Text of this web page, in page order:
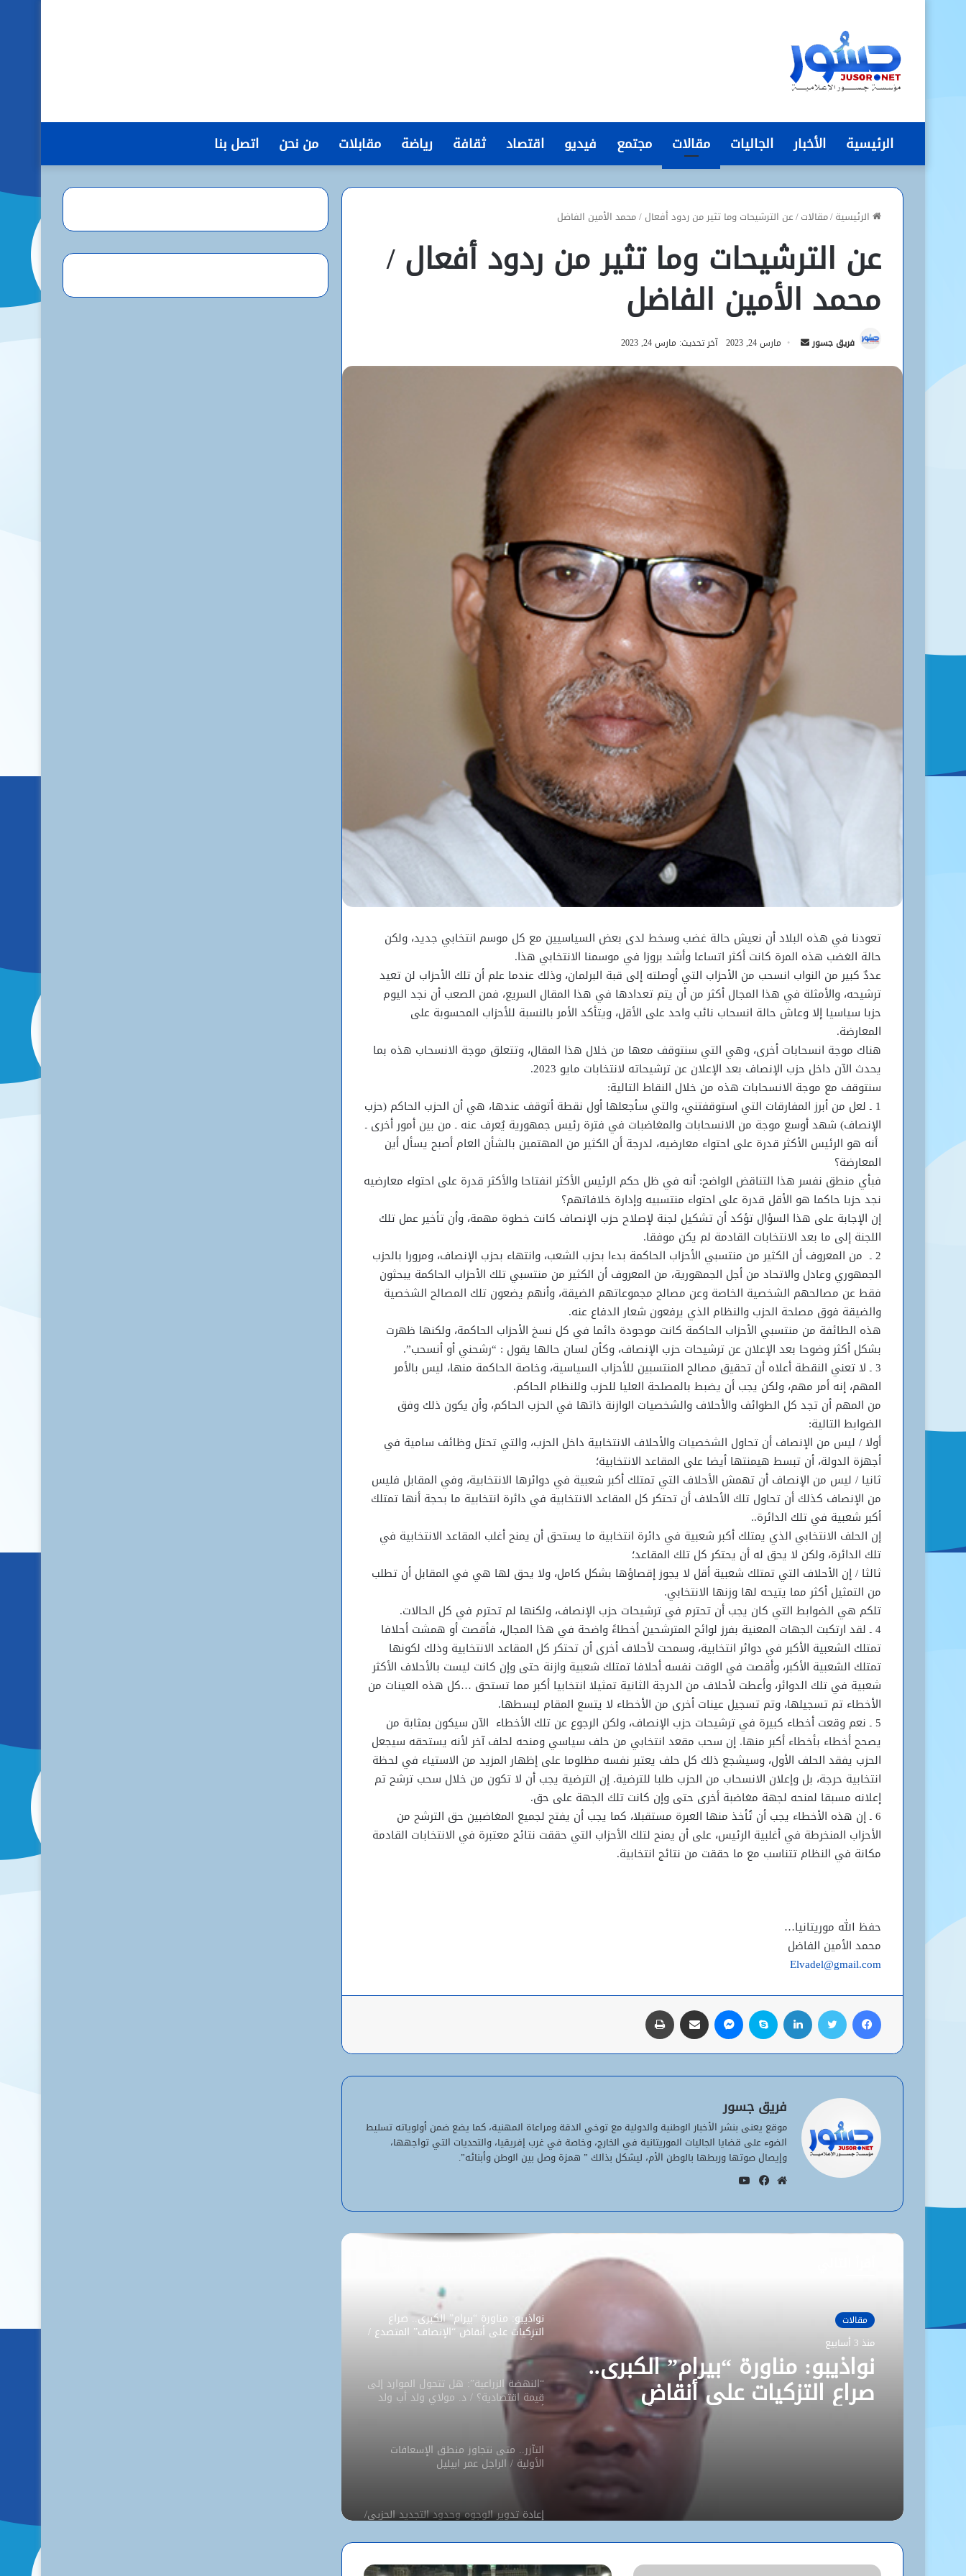
الرئيسية الأخبار الجاليات مقالات مجتمع فيديو اقتصاد ثقافة رياضة مقابلات من نحن اتصل بنا
الرئيسية/مقالات/عن الترشيحات وما تثير من ردود أفعال / محمد الأمين الفاضل
عن الترشيحات وما تثير من ردود أفعال /
محمد الأمين الفاضل
فريق جسور
أرسل مارس 24, 2023 آخر تحديث: مارس 24, 2023
تعودنا في هذه البلاد أن نعيش حالة غضب وسخط لدى بعض السياسيين مع كل موسم انتخابي جديد، ولكن
حالة الغضب هذه المرة كانت أكثر اتساعا وأشد بروزا في موسمنا الانتخابي هذا.
عددٌ كبير من النواب انسحب من الأحزاب التي أوصلته إلى قبة البرلمان، وذلك عندما علم أن تلك الأحزاب لن تعيد
ترشيحه، والأمثلة في هذا المجال أكثر من أن يتم تعدادها في هذا المقال السريع، فمن الصعب أن نجد اليوم
حزبا سياسيا إلا وعاش حالة انسحاب نائب واحد على الأقل، ويتأكد الأمر بالنسبة للأحزاب المحسوبة على
المعارضة.
هناك موجة انسحابات أخرى، وهي التي سنتوقف معها من خلال هذا المقال، وتتعلق موجة الانسحاب هذه بما
يحدث الآن داخل حزب الإنصاف بعد الإعلان عن ترشيحاته لانتخابات مايو 2023.
سنتوقف مع موجة الانسحابات هذه من خلال النقاط التالية:
1 ـ لعل من أبرز المفارقات التي استوقفتني، والتي سأجعلها أول نقطة أتوقف عندها، هي أن الحزب الحاكم (حزب
الإنصاف) شهد أوسع موجة من الانسحابات والمغاضبات في فترة رئيس جمهورية يُعرف عنه ـ من بين أمور أخرى ـ
أنه هو الرئيس الأكثر قدرة على احتواء معارضيه، لدرجة أن الكثير من المهتمين بالشأن العام أصبح يسأل أين
المعارضة؟
فبأي منطق نفسر هذا التناقض الواضح: أنه في ظل حكم الرئيس الأكثر انفتاحا والأكثر قدرة على احتواء معارضيه
نجد حزبا حاكما هو الأقل قدرة على احتواء منتسبيه وإدارة خلافاتهم؟
إن الإجابة على هذا السؤال تؤكد أن تشكيل لجنة لإصلاح حزب الإنصاف كانت خطوة مهمة، وأن تأخير عمل تلك
اللجنة إلى ما بعد الانتخابات القادمة لم يكن موفقا.
2 ـ من المعروف أن الكثير من منتسبي الأحزاب الحاكمة بدءا بحزب الشعب، وانتهاء بحزب الإنصاف، ومرورا بالحزب
الجمهوري وعادل والاتحاد من أجل الجمهورية، من المعروف أن الكثير من منتسبي تلك الأحزاب الحاكمة يبحثون
فقط عن مصالحهم الشخصية الخاصة وعن مصالح مجموعاتهم الضيقة، وأنهم يضعون تلك المصالح الشخصية
والضيقة فوق مصلحة الحزب والنظام الذي يرفعون شعار الدفاع عنه.
هذه الطائفة من منتسبي الأحزاب الحاكمة كانت موجودة دائما في كل نسخ الأحزاب الحاكمة، ولكنها ظهرت
بشكل أكثر وضوحا بعد الإعلان عن ترشيحات حزب الإنصاف، وكأن لسان حالها يقول : “رشحني أو أنسحب”.
3 ـ لا تعني النقطة أعلاه أن تحقيق مصالح المنتسبين للأحزاب السياسية، وخاصة الحاكمة منها، ليس بالأمر
المهم، إنه أمر مهم، ولكن يجب أن يضبط بالمصلحة العليا للحزب وللنظام الحاكم.
من المهم أن تجد كل الطوائف والأحلاف والشخصيات الوازنة ذاتها في الحزب الحاكم، وأن يكون ذلك وفق
الضوابط التالية:
أولا / ليس من الإنصاف أن تحاول الشخصيات والأحلاف الانتخابية داخل الحزب، والتي تحتل وظائف سامية في
أجهزة الدولة، أن تبسط هيمنتها أيضا على المقاعد الانتخابية؛
ثانيا / ليس من الإنصاف أن تهمش الأحلاف التي تمتلك أكبر شعبية في دوائرها الانتخابية، وفي المقابل فليس
من الإنصاف كذلك أن تحاول تلك الأحلاف أن تحتكر كل المقاعد الانتخابية في دائرة انتخابية ما بحجة أنها تمتلك
أكبر شعبية في تلك الدائرة..
إن الحلف الانتخابي الذي يمتلك أكبر شعبية في دائرة انتخابية ما يستحق أن يمنح أغلب المقاعد الانتخابية في
تلك الدائرة، ولكن لا يحق له أن يحتكر كل تلك المقاعد؛
ثالثا / إن الأحلاف التي تمتلك شعبية أقل لا يجوز إقصاؤها بشكل كامل، ولا يحق لها هي في المقابل أن تطلب
من التمثيل أكثر مما يتيحه لها وزنها الانتخابي.
تلكم هي الضوابط التي كان يجب أن تحترم في ترشيحات حزب الإنصاف، ولكنها لم تحترم في كل الحالات.
4 ـ لقد ارتكبت الجهات المعنية بفرز لوائح المترشحين أخطاءً واضحة في هذا المجال، فأقصت أو همشت أحلافا
تمتلك الشعبية الأكبر في دوائر انتخابية، وسمحت لأحلاف أخرى أن تحتكر كل المقاعد الانتخابية وذلك لكونها
تمتلك الشعبية الأكبر، وأقصت في الوقت نفسه أحلافا تمتلك شعبية وازنة حتى وإن كانت ليست بالأحلاف الأكثر
شعبية في تلك الدوائر، وأعطت لأحلاف من الدرجة الثانية تمثيلا انتخابيا أكبر مما تستحق …كل هذه العينات من
الأخطاء تم تسجيلها، وتم تسجيل عينات أخرى من الأخطاء لا يتسع المقام لبسطها.
5 ـ نعم وقعت أخطاء كبيرة في ترشيحات حزب الإنصاف، ولكن الرجوع عن تلك الأخطاء الآن سيكون بمثابة من
يصحح أخطاء بأخطاء أكبر منها. إن سحب مقعد انتخابي من حلف سياسي ومنحه لحلف آخر لأنه يستحقه سيجعل
الحزب يفقد الحلف الأول، وسيشجع ذلك كل حلف يعتبر نفسه مظلوما على إظهار المزيد من الاستياء في لحظة
انتخابية حرجة، بل وإعلان الانسحاب من الحزب طلبا للترضية. إن الترضية يجب أن لا تكون من خلال سحب ترشح تم
إعلانه مسبقا لمنحه لجهة مغاضبة أخرى حتى وإن كانت تلك الجهة على حق.
6 ـ إن هذه الأخطاء يجب أن تُأخذ منها العبرة مستقبلا، كما يجب أن يفتح لجميع المغاضبين حق الترشح من
الأحزاب المنخرطة في أغلبية الرئيس، على أن يمنح لتلك الأحزاب التي حققت نتائج معتبرة في الانتخابات القادمة
مكانة في النظام تتناسب مع ما حققت من نتائج انتخابية.
حفظ الله موريتانيا…
محمد الأمين الفاضل
Elvadel@gmail.com
فيسبوك تويتر لينكدإن سكايب ماسنجر مشاركة عبر البريد
فريق جسور
موقع يعنى بنشر الأخبار الوطنية والدولية مع توخي الدقة ومراعاة المهنية، كما يضع ضمن أولوياته تسليط
الضوء على قضايا الجاليات الموريتانية في الخارج، وخاصة في غرب إفريقيا، والتحديات التي تواجهها،
وإيصال صوتها وربطها بالوطن الأم، ليشكل بذالك ” همزة وصل بين الوطن وأبنائه”.
الويب
مقالات
منذ 3 أسابيع
نواذيبو: مناورة “بيرام” الكبرى..
صراع التزكيات على أنقاض
“الإنصاف” المتصدع / ذ. أحمد
الجيش الموريتاني من “لمغيطي” إلى
العلاقة مع مالي: موريتانيا بين مقتضيات
الصبر ومتطلبات الحزم / عالي ولد أعليوت
نواذيبو: مناورة “بيرام” الكبرى.. صراع
التزكيات على أنقاض “الإنصاف” المتصدع /
ذ. أحمد حبيب صو
“النهضة الزراعية”: هل تتحول الموارد إلى
قيمة اقتصادية؟ / د. مولاي ولد أب ولد
أكيك
التآزر.. متى نتجاوز منطق الإسعافات
الأولية / الراجل عمر ابيليل
إعادة تدوير الوجوه وحدود التجديد الحزبي/